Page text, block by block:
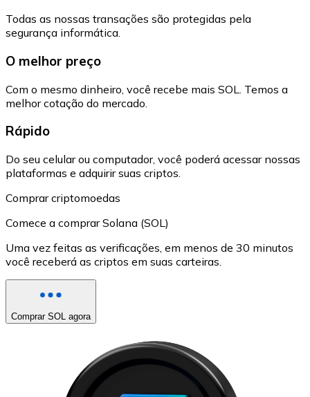
Todas as nossas transações são protegidas pela
segurança informática.
O melhor preço
Com o mesmo dinheiro, você recebe mais SOL. Temos a
melhor cotação do mercado.
Rápido
Do seu celular ou computador, você poderá acessar nossas
plataformas e adquirir suas criptos.
Comprar criptomoedas
Comece a comprar Solana (SOL)
Uma vez feitas as verificações, em menos de 30 minutos
você receberá as criptos em suas carteiras.
Comprar SOL agora